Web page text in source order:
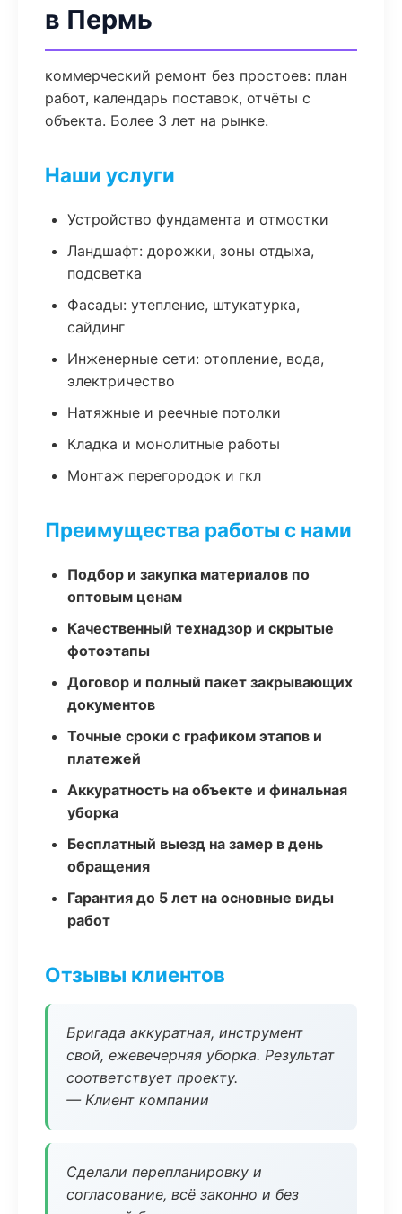
в Пермь
коммерческий ремонт без простоев: план
работ, календарь поставок, отчёты с
объекта. Более 3 лет на рынке.
Наши услуги
Устройство фундамента и отмостки
Ландшафт: дорожки, зоны отдыха,
подсветка
Фасады: утепление, штукатурка,
сайдинг
Инженерные сети: отопление, вода,
электричество
Натяжные и реечные потолки
Кладка и монолитные работы
Монтаж перегородок и гкл
Преимущества работы с нами
Подбор и закупка материалов по
оптовым ценам
Качественный технадзор и скрытые
фотоэтапы
Договор и полный пакет закрывающих
документов
Точные сроки с графиком этапов и
платежей
Аккуратность на объекте и финальная
уборка
Бесплатный выезд на замер в день
обращения
Гарантия до 5 лет на основные виды
работ
Отзывы клиентов
Бригада аккуратная, инструмент
свой, ежевечерняя уборка. Результат
соответствует проекту.
— Клиент компании
Сделали перепланировку и
согласование, всё законно и без